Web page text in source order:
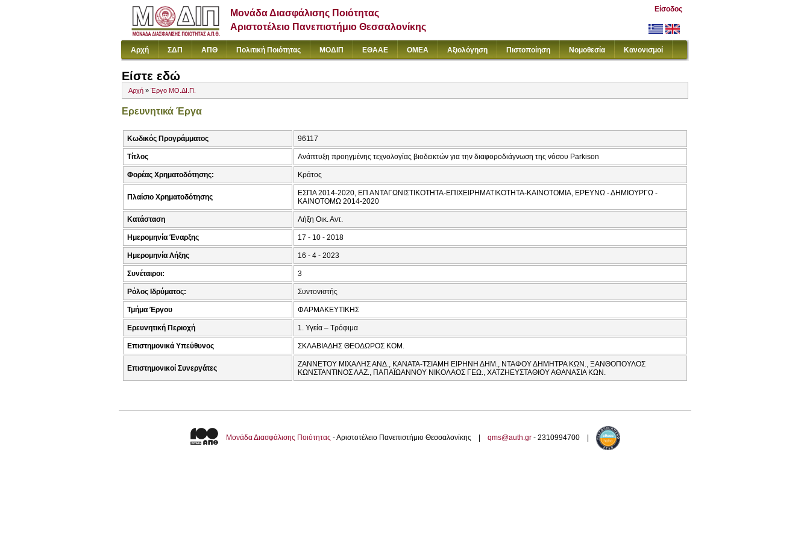
Μονάδα Διασφάλισης Ποιότητας
Αριστοτέλειο Πανεπιστήμιο Θεσσαλονίκης
Είσοδος
Αρχή ΣΔΠ ΑΠΘ Πολιτική Ποιότητας ΜΟΔΙΠ ΕΘΑΑΕ ΟΜΕΑ Αξιολόγηση Πιστοποίηση Νομοθεσία Κανονισμοί
Είστε εδώ
Αρχή » Έργο ΜΟ.ΔΙ.Π.
Ερευνητικά Έργα
Κωδικός Προγράμματος 96117
Τίτλος Ανάπτυξη προηγμένης τεχνολογίας βιοδεικτών για την διαφοροδιάγνωση της νόσου Parkison
Φορέας Χρηματοδότησης: Κράτος
Πλαίσιο Χρηματοδότησης
ΕΣΠΑ 2014-2020, ΕΠ ΑΝΤΑΓΩΝΙΣΤΙΚΟΤΗΤΑ-ΕΠΙΧΕΙΡΗΜΑΤΙΚΟΤΗΤΑ-ΚΑΙΝΟΤΟΜΙΑ, ΕΡΕΥΝΩ - ΔΗΜΙΟΥΡΓΩ -
ΚΑΙΝΟΤΟΜΩ 2014-2020
Κατάσταση Λήξη Οικ. Αντ.
Ημερομηνία Έναρξης 17 - 10 - 2018
Ημερομηνία Λήξης 16 - 4 - 2023
Συνέταιροι: 3
Ρόλος Ιδρύματος: Συντονιστής
Τμήμα Έργου ΦΑΡΜΑΚΕΥΤΙΚΗΣ
Ερευνητική Περιοχή 1. Υγεία – Τρόφιμα
Επιστημονικά Υπεύθυνος ΣΚΛΑΒΙΑΔΗΣ ΘΕΟΔΩΡΟΣ ΚΟΜ.
Επιστημονικοί Συνεργάτες
ΖΑΝΝΕΤΟΥ ΜΙΧΑΛΗΣ ΑΝΔ., ΚΑΝΑΤΑ-ΤΣΙΑΜΗ ΕΙΡΗΝΗ ΔΗΜ., ΝΤΑΦΟΥ ΔΗΜΗΤΡΑ ΚΩΝ., ΞΑΝΘΟΠΟΥΛΟΣ
ΚΩΝΣΤΑΝΤΙΝΟΣ ΛΑΖ., ΠΑΠΑΪΩΑΝΝΟΥ ΝΙΚΟΛΑΟΣ ΓΕΩ., ΧΑΤΖΗΕΥΣΤΑΘΙΟΥ ΑΘΑΝΑΣΙΑ ΚΩΝ.
Μονάδα Διασφάλισης Ποιότητας - Αριστοτέλειο Πανεπιστήμιο Θεσσαλονίκης | qms@auth.gr - 2310994700 |